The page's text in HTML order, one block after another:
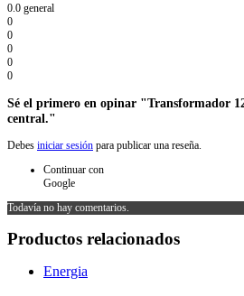
0.0 general
0
0
0
0
0
Sé el primero en opinar "Transformador
central."
Debes iniciar sesión para publicar una reseña.
Continuar con
Google
Todavía no hay comentarios.
Productos relacionados
Energia